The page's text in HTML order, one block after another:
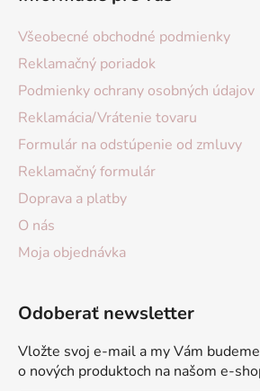
Všeobecné obchodné podmienky
Reklamačný poriadok
Podmienky ochrany osobných údajov
Reklamácia/Vrátenie tovaru
Formulár na odstúpenie od zmluvy
Reklamačný formulár
Doprava a platby
O nás
Moja objednávka
Odoberať newsletter
Vložte svoj e-mail a my Vám
o nových produktoch na našom e-